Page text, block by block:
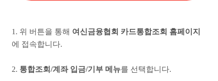
1. 위 버튼을 통해 여신금융협회 카드통합조회 홈페이지
에 접속합니다.
2. 통합조회/계좌 입금/기부 메뉴를 선택합니다.